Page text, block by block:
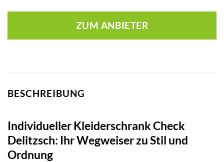
ZUM ANBIETER
BESCHREIBUNG
Individueller Kleiderschrank Check
Delitzsch: Ihr Wegweiser zu Stil und
Ordnung